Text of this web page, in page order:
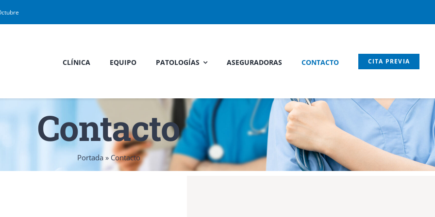
CLÍNICA EQUIPO PATOLOGÍAS ASEGURADORAS CONTACTO CITA PREVIA
Contacto
Portada » Contacto